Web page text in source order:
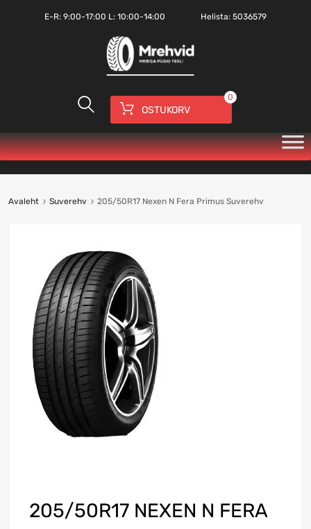
E-R: 9:00-17:00 L: 10:00-14:00 Helista:5036579
OSTUKORV
0
Avaleht Suverehv 205/50R17 Nexen N Fera Primus Suverehv
205/50R17 NEXEN N FERA